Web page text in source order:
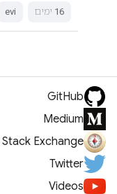
16 ימים evi
GitHub
Medium
Stack Exchange
Twitter
Videos